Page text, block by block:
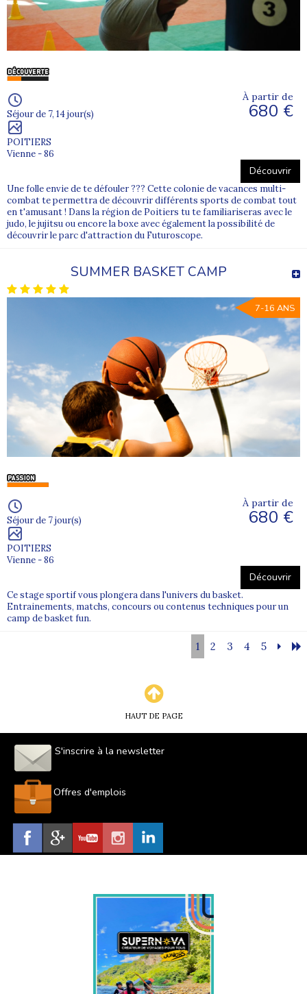
Séjour de 7, 14 jour(s)
POITIERS
Vienne - 86
À partir de
680 €
Découvrir
Une folle envie de te défouler ??? Cette colonie de vacances multi-
combat te permettra de découvrir différents sports de combat tout
en t'amusant ! Dans la région de Poitiers tu te familiariseras avec le
judo, le jujitsu ou encore la boxe avec également la possibilité de
découvrir le parc d'attraction du Futuroscope.
SUMMER BASKET CAMP
7-16 ANS
Séjour de 7 jour(s)
POITIERS
Vienne - 86
À partir de
680 €
Découvrir
Ce stage sportif vous plongera dans l'univers du basket.
Entrainements, matchs, concours ou contenus techniques pour un
camp de basket fun.
1 2 3 4 5
HAUT DE PAGE
S'inscrire à la newsletter
Offres d'emplois